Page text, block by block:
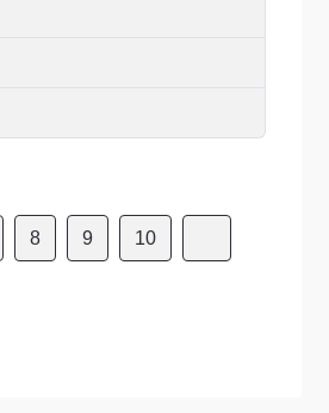
8 9 10